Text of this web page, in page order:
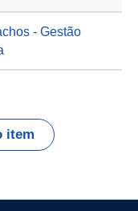
- Gestão
item